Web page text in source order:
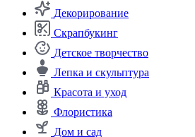
Декорирование
Скрапбукинг
Детское творчество
Лепка и скульптура
Красота и уход
Флористика
Дом и сад